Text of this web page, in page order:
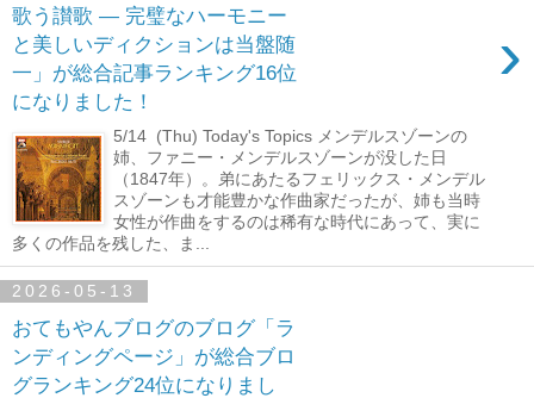
歌う讃歌 ― 完璧なハーモニー
と美しいディクションは当盤随
一」が総合記事ランキング16位
になりました！
›
5/14 (Thu) Today's Topics メンデルスゾーンの
姉、ファニー・メンデルスゾーンが没した日
（1847年）。弟にあたるフェリックス・メンデル
スゾーンも才能豊かな作曲家だったが、姉も当時
女性が作曲をするのは稀有な時代にあって、実に
多くの作品を残した、ま...
2026-05-13
おてもやんブログのブログ「ラ
ンディングページ」が総合ブロ
グランキング24位になりまし